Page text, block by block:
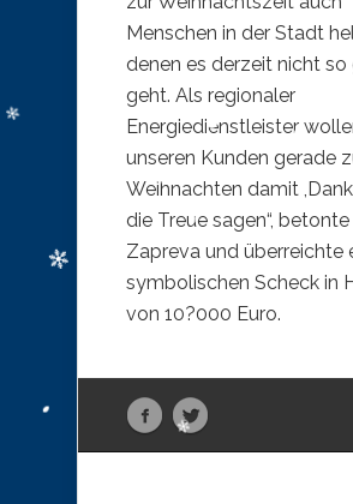
Menschen in der Stadt
denen es derzeit nicht so
geht. Als regionaler
Energiedienstleister
unseren Kunden gerade
Weihnachten damit
die Treue sagen“, betonte
Zapreva und überreichte
symbolischen Scheck in
von 10?000 Euro.